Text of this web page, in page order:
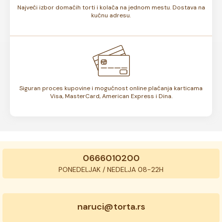
Najveći izbor domaćih torti i kolača na jednom mestu. Dostava na
kućnu adresu.
Siguran proces kupovine i mogućnost online plaćanja karticama
Visa, MasterCard, American Express i Dina.
0666010200
PONEDELJAK / NEDELJA 08-22H
naruci@torta.rs